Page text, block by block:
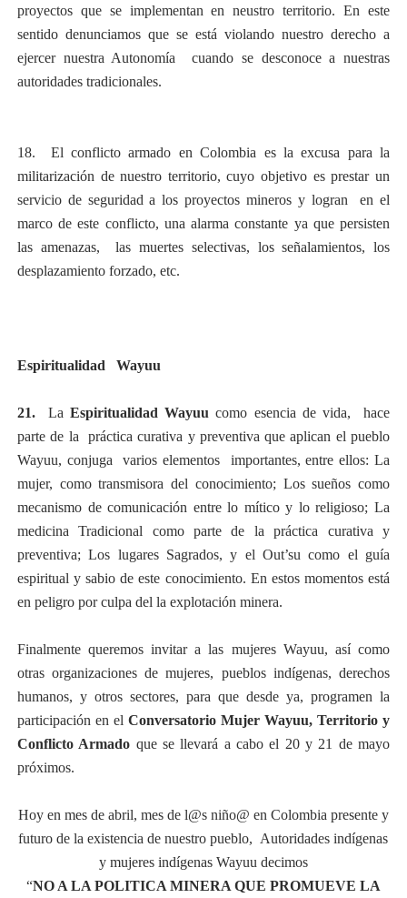
proyectos que se implementan en neustro territorio. En este
sentido denunciamos que se está violando nuestro derecho a
ejercer nuestra Autonomía cuando se desconoce a nuestras
autoridades tradicionales.
18. El conflicto armado en Colombia es la excusa para la
militarización de nuestro territorio, cuyo objetivo es prestar un
servicio de seguridad a los proyectos mineros y logran en el
marco de este conflicto, una alarma constante ya que persisten
las amenazas, las muertes selectivas, los señalamientos, los
desplazamiento forzado, etc.
Espiritualidad Wayuu
21.La Espiritualidad Wayuu como esencia de vida, hace
parte de la práctica curativa y preventiva que aplican el pueblo
Wayuu, conjuga varios elementos importantes, entre ellos: La
mujer, como transmisora del conocimiento; Los sueños como
mecanismo de comunicación entre lo mítico y lo religioso; La
medicina Tradicional como parte de la práctica curativa y
preventiva; Los lugares Sagrados, y el Out’su como el guía
espiritual y sabio de este conocimiento. En estos momentos está
en peligro por culpa del la explotación minera.
Finalmente queremos invitar a las mujeres Wayuu, así como
otras organizaciones de mujeres, pueblos indígenas, derechos
humanos, y otros sectores, para que desde ya, programen la
participación en el Conversatorio Mujer Wayuu, Territorio y
Conflicto Armado que se llevará a cabo el 20 y 21 de mayo
próximos.
Hoy en mes de abril, mes de l@s niño@ en Colombia presente y
futuro de la existencia de nuestro pueblo, Autoridades indígenas
y mujeres indígenas Wayuu decimos
“NO A LA POLITICA MINERA QUE PROMUEVE LA